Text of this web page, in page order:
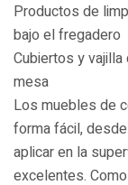
Productos de
bajo el fregadero
Cubiertos y vajilla
mesa
Los muebles de
forma fácil,
aplicar en la
excelentes.